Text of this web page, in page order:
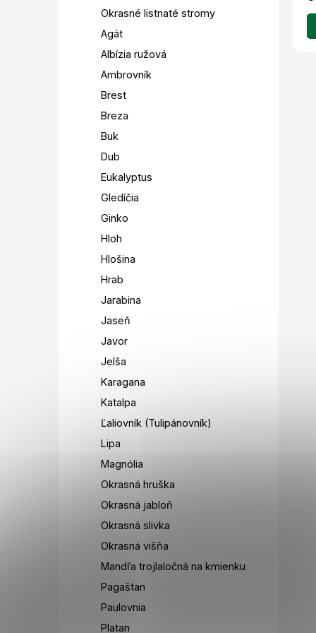
Okrasné listnaté stromy
Agát
Albízia ružová
Ambrovník
Brest
Breza
Buk
Dub
Eukalyptus
Gledíčia
Ginko
Hloh
Hlošina
Hrab
Jarabina
Jaseň
Javor
Jelša
Karagana
Katalpa
Ľaliovník (Tulipánovník)
Lipa
Magnólia
Okrasná hruška
Okrasná jabloň
Okrasná slivka
Okrasná višňa
Mandľa trojlaločná na kmienku
Pagaštan
Paulovnia
Platan